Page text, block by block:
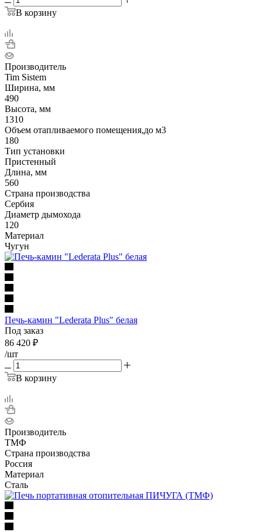
В корзину
Производитель
Tim Sistem
Ширина, мм
490
Высота, мм
1310
Объем отапливаемого помещения,до м3
180
Тип установки
Пристенный
Длина, мм
560
Страна производства
Сербия
Диаметр дымохода
120
Материал
Чугун
Печь-камин "Lederata Plus" белая
Под заказ
86 420 ₽
/шт
В корзину
Производитель
ТМФ
Страна производства
Россия
Материал
Сталь